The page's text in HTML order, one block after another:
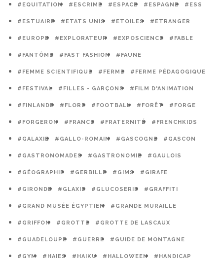
#EQUITATION #ESCRIME #ESPACE #ESPAGNE #ESS
#ESTUAIRE #ETATS UNIS #ETOILES #ETRANGER
#EUROPE #EXPLORATEUR #EXPOSCIENCE #FABLE
#FANTÔME #FAST FASHION #FAUNE
#FEMME SCIENTIFIQUE #FERME #FERME PÉDAGOGIQUE
#FESTIVAL #FILLES - GARÇONS #FILM D'ANIMATION
#FINLANDE #FLORE #FOOTBALL #FORÊT #FORGE
#FORGERON #FRANCE #FRATERNITÉ #FRENCHKIDS
#GALAXIE #GALLO-ROMAIN #GASCOGNE #GASCON
#GASTRONOMADES #GASTRONOMIE #GAULOIS
#GÉOGRAPHIE #GERBILLE #GIMS #GIRAFE
#GIRONDE #GLAXIE #GLUCOSERIE #GRAFFITI
#GRAND MUSÉE ÉGYPTIEN #GRANDE MURAILLE
#GRIFFON #GROTTE #GROTTE DE LASCAUX
#GUADELOUPE #GUERRE #GUIDE DE MONTAGNE
#GYM #HAIES #HAIKU #HALLOWEEN #HANDICAP